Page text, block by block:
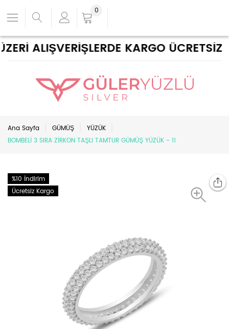
ALIŞVERİŞLERDE KARGO ÜCRETSİZ !
0
Ana Sayfa GÜMÜŞ
YÜZÜK
BOMBELİ 3 SIRA ZİRKON TAŞLI TAMTUR GÜMÜŞ YÜZÜK - 11
%10 İndirim
Ücretsiz Kargo